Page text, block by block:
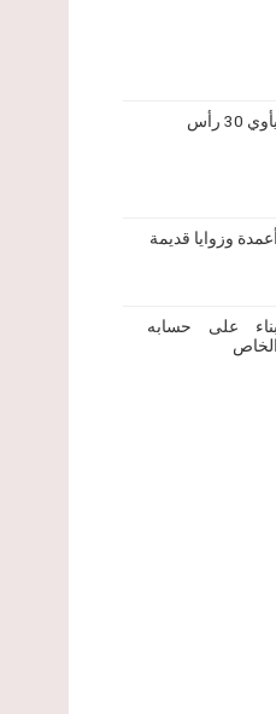
يأوي 30 رأس
أعمدة وزوايا قديمة
بناء على حسابه
الخاص